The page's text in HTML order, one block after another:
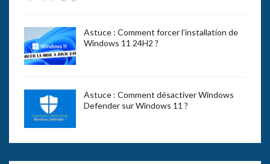
Astuce : Comment forcer l’installation de
Windows 11 24H2 ?
Astuce : Comment désactiver Windows
Defender sur Windows 11 ?